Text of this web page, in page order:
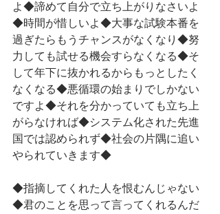
よ◆諦めて自分で立ち上がりなさいよ
◆時間が惜しいよ◆大事な試験本番を
過ぎたらもうチャンスがなくなり◆努
力しても試せる機会すらなくなる◆そ
して年下に抜かれるからもっとしたく
なくなる◆悪循環の始まりでしかない
ですよ◆それを分かっていても立ち上
がらなければ◆システム化された先進
国では認められず◆社会の片隅に追い
やられていきます◆
◆指摘してくれた人を恨むんじゃない
◆君のことを思って言ってくれるんだ